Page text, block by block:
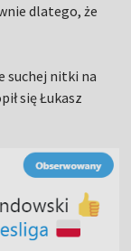
dlatego, że
suchej nitki na
się Łukasz